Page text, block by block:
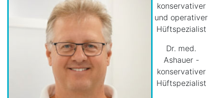
konservativer
und operativer
Hüftspezialist
Dr. med.
Ashauer -
konservativer
Hüftspezialist